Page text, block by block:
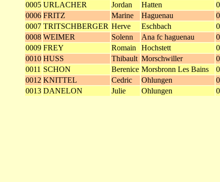
0005 URLACHER Jordan Hatten
0006 FRITZ Marine Haguenau
0007 TRITSCHBERGER Herve Eschbach
0008 WEIMER Solenn Ana fc haguenau
0009 FREY Romain Hochstett
0010 HUSS Thibault Morschwiller
0011 SCHON Berenice Morsbronn Les Bains
0012 KNITTEL Cedric Ohlungen
0013 DANELON Julie Ohlungen